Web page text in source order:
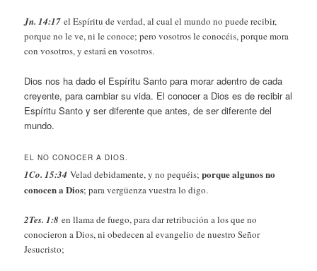
Jn. 14:17el Espíritu de verdad, al cual el mundo no puede recibir,
porque no le ve, ni le conoce; pero vosotros le conocéis, porque mora
con vosotros, y estará en vosotros.
Dios nos ha dado el Espíritu Santo para morar adentro de cada
creyente, para cambiar su vida. El conocer a Dios es de recibir al
Espíritu Santo y ser diferente que antes, de ser diferente del
mundo.
EL NO CONOCER A DIOS.
1Co. 15:34Velad debidamente, y no pequéis;porque algunos no
conocen a Dios; para vergüenza vuestra lo digo.
2Tes. 1:8en llama de fuego, para dar retribución a los que no
conocieron a Dios, ni obedecen al evangelio de nuestro Señor
Jesucristo;